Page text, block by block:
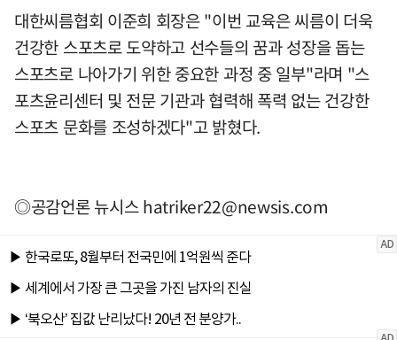
대한씨름협회 이준희 회장은 "이번 교육은 씨름이 더욱
건강한 스포츠로 도약하고 선수들의 꿈과 성장을 돕는
스포츠로 나아가기 위한 중요한 과정 중 일부"라며 "스
포츠윤리센터 및 전문 기관과 협력해 폭력 없는 건강한
스포츠 문화를 조성하겠다"고 밝혔다.
◎공감언론 뉴시스hatriker22@newsis.com